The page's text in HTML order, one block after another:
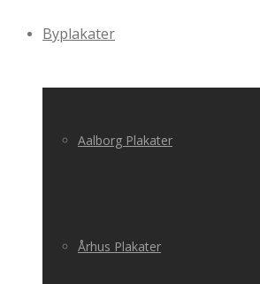
Byplakater
Aalborg Plakater
Århus Plakater